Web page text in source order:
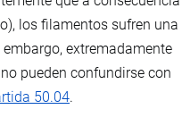
los filamentos sufren una
extremadamente
pueden confundirse con
50.04.